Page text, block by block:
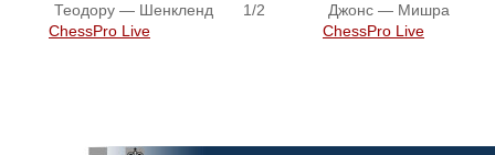
Теодору — Шенкленд
1/2
ChessPro Live
Джонс — Мишра
ChessPro Live